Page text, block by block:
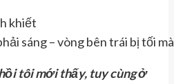
sáng – vòng bên trái bị tối
tôi mới thấy, tuy cùng ở